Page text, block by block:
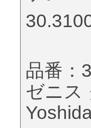
品番：
ゼニス